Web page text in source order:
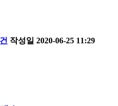
작성일 2020-06-25 11:29